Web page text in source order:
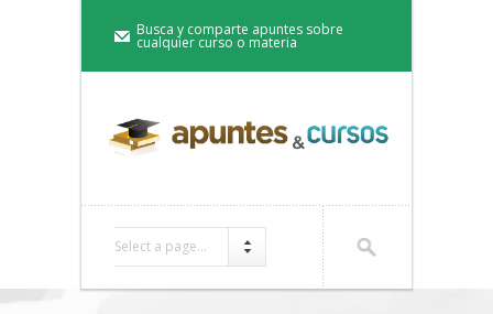
Busca y comparte apuntes sobre
cualquier curso o materia
Select a page...